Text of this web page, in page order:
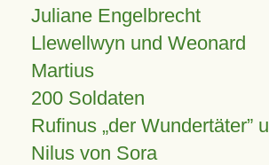
Juliane Engelbrecht
Llewellwyn und Weonard
Martius
200 Soldaten
Rufinus „der Wundertäter”
Nilus von Sora